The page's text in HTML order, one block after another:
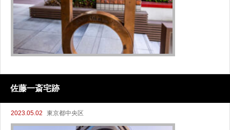
佐藤一斎宅跡
2023.05.02 東京都中央区